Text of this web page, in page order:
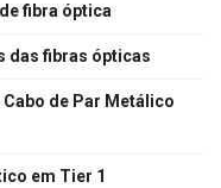
fibra óptica
das fibras ópticas
de Par Metálico
em Tier 1